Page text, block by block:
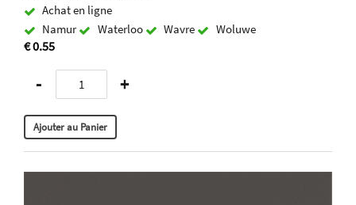
Achat en ligne
Namur
Waterloo Wavre Woluwe
€ 0.55
- +